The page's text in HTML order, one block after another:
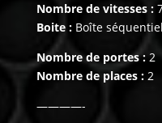
Nombre de vitesses :
Boite :Boîte
Nombre de portes : 2
Nombre de places :2
————-